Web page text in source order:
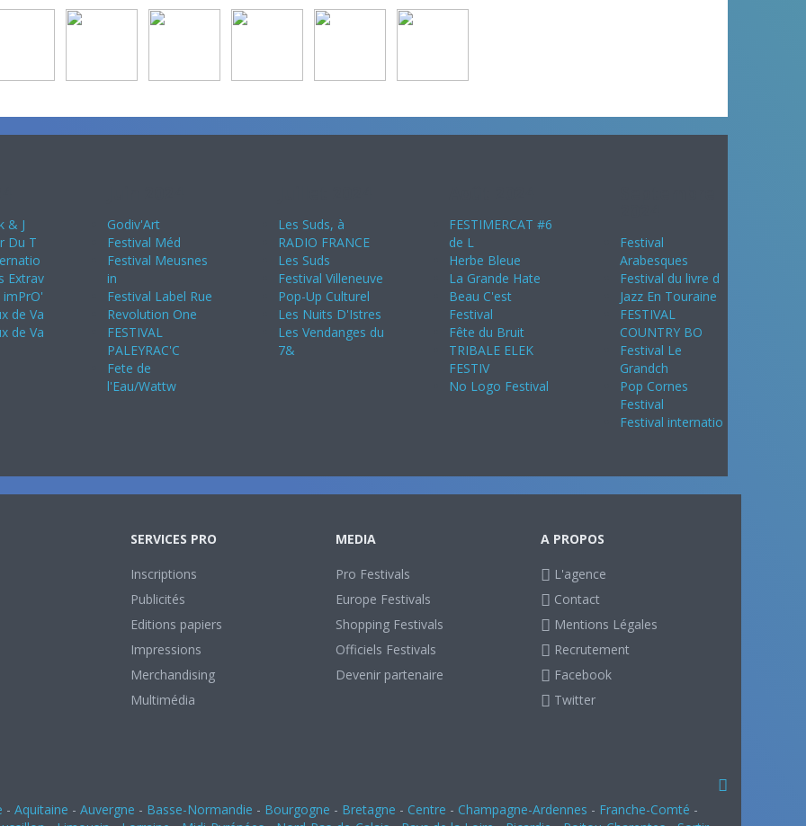
& J
Du T
Extrav
imPrO'
de Va
de Va
Godiv'Art
Festival Méd
Festival Meusnes
in
Festival Label Rue
Revolution One
FESTIVAL
PALEYRAC'C
Fete de
l'Eau/Wattw
Les Suds, à
RADIO FRANCE
Les Suds
Festival Villeneuve
Pop-Up Culturel
Les Nuits D'Istres
Les Vendanges du
7&
FESTIMERCAT #6
de L
Herbe Bleue
La Grande Hate
Beau C'est
Festival
Fête du Bruit
TRIBALE ELEK
FESTIV
No Logo Festival
Festival
Arabesques
Festival du livre d
Jazz En Touraine
FESTIVAL
COUNTRY BO
Festival Le
Grandch
Pop Cornes
Festival
Festival internatio
SERVICES PRO
Inscriptions
Publicités
Editions papiers
Impressions
Merchandising
Multimédia
MEDIA
Pro Festivals
Europe Festivals
Shopping Festivals
Officiels Festivals
Devenir partenaire
A PROPOS
L'agence
Contact
Mentions Légales
Recrutement
Facebook
Twitter
- Aquitaine - Auvergne - Basse-Normandie - Bourgogne - Bretagne - Centre - Champagne-Ardennes - Franche-Comté -